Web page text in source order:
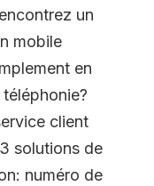
un
mobile
en
client
solutions de
numéro de